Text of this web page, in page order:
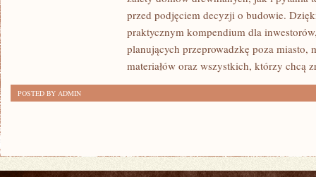
FORMALNOŚCIprzed podjęciem decyzji o budowie.
praktycznym kompendium dla
planujących przeprowadzkę poza miasto,
materiałów oraz wszystkich, którzy chcą
POSTED BY ADMIN